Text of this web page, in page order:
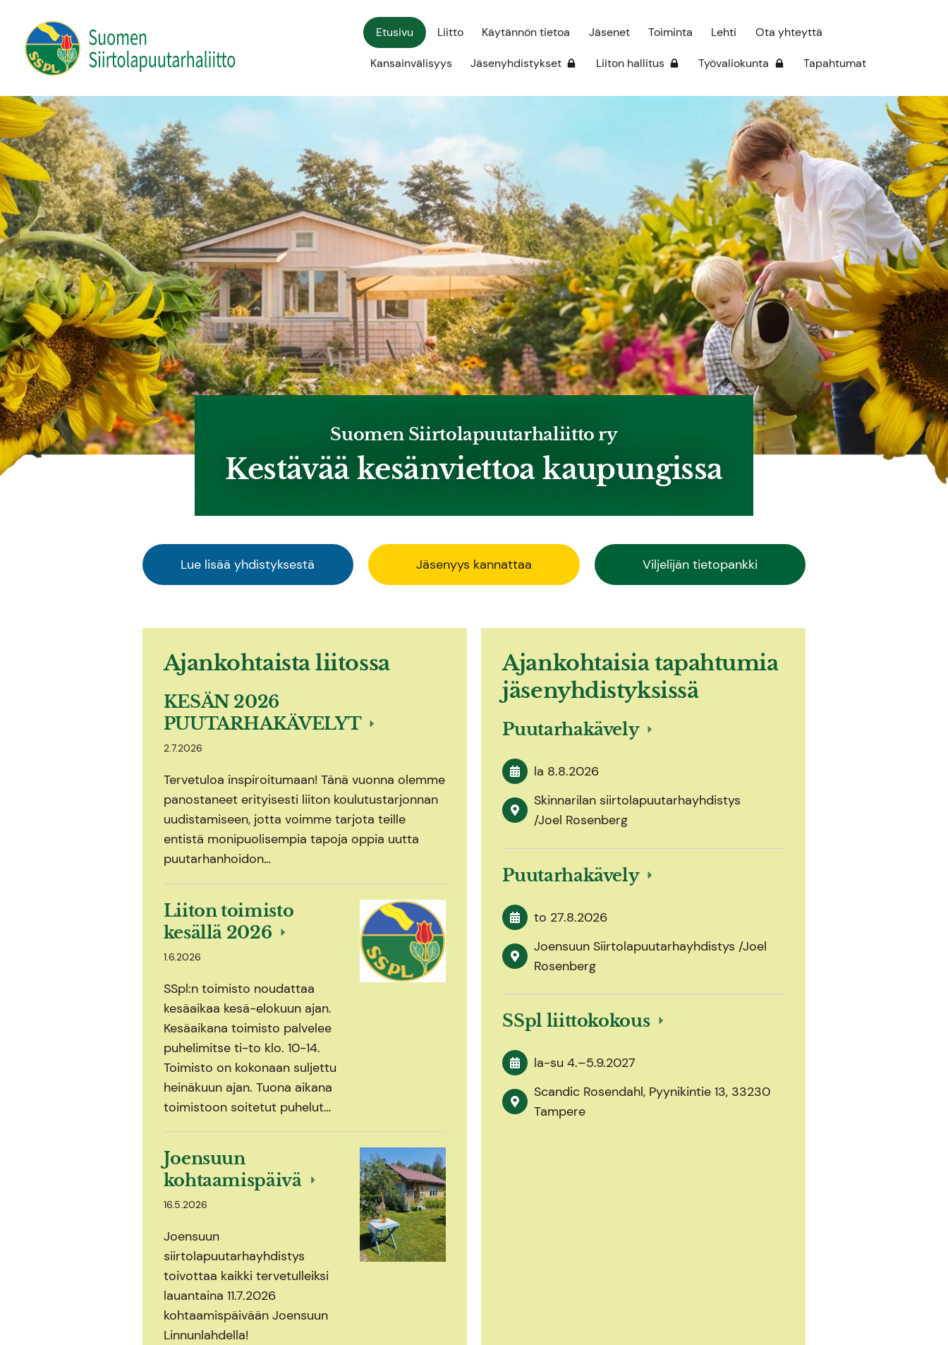
sivun
sisältöön
Suomen Siirtolapuutarhaliitto ry
Etusivu Liitto Käytännön tietoa Jäsenet Toiminta Lehti Ota yhteyttä
Kansainvälisyys Jäsenyhdistykset Liiton hallitus Työvaliokunta Tapahtumat
Suomen Siirtolapuutarhaliitto ry
Kestävää kesänviettoa kaupungissa
Lue lisää yhdistyksestä Jäsenyys kannattaa Viljelijän tietopankki
Ajankohtaista liitossa
KESÄN 2026
PUUTARHAKÄVELYT
2.7.2026
Tervetuloa inspiroitumaan! Tänä vuonna olemme
panostaneet erityisesti liiton koulutustarjonnan
uudistamiseen, jotta voimme tarjota teille
entistä monipuolisempia tapoja oppia uutta
puutarhanhoidon…
Liiton toimisto
kesällä 2026
1.6.2026
SSpl:n toimisto noudattaa
kesäaikaa kesä-elokuun ajan.
Kesäaikana toimisto palvelee
puhelimitse ti-to klo. 10-14.
Toimisto on kokonaan suljettu
heinäkuun ajan. Tuona aikana
toimistoon soitetut puhelut…
Joensuun
kohtaamispäivä
16.5.2026
Joensuun
siirtolapuutarhayhdistys
toivottaa kaikki tervetulleiksi
lauantaina 11.7.2026
kohtaamispäivään Joensuun
Linnunlahdella!
Ajankohtaisia tapahtumia
jäsenyhdistyksissä
Puutarhakävely
la 8.8.2026
Skinnarilan siirtolapuutarhayhdistys
/Joel Rosenberg
Puutarhakävely
to 27.8.2026
Joensuun Siirtolapuutarhayhdistys /Joel
Rosenberg
SSpl liittokokous
la-su4.–5.9.2027
Scandic Rosendahl, Pyynikintie 13, 33230
Tampere